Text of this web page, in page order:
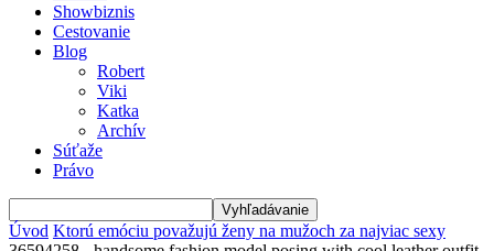
Showbiznis
Cestovanie
Blog
Robert
Viki
Katka
Archív
Súťaže
Právo
Úvod Ktorú emóciu považujú ženy na mužoch za najviac sexy